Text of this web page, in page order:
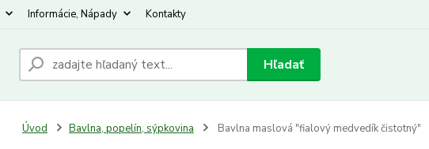
Informácie, Nápady Kontakty
Hľadať
Úvod Bavlna, popelín, sýpkovina Bavlna maslová "fialový medvedík čistotný"